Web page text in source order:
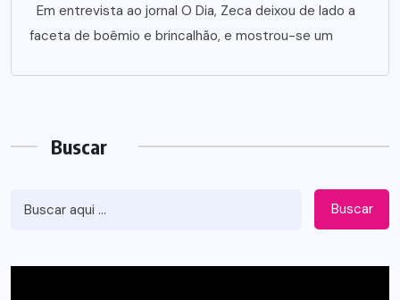
Em entrevista ao jornal O Dia, Zeca deixou de lado a
faceta de boêmio e brincalhão, e mostrou-se um
Buscar
Buscar